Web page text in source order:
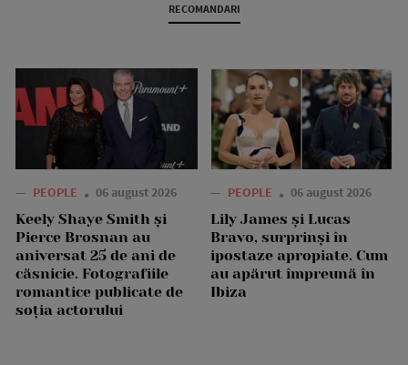
RECOMANDARI
— PEOPLE 06 august 2026
Keely Shaye Smith și
Pierce Brosnan au
aniversat 25 de ani de
căsnicie. Fotografiile
romantice publicate de
soția actorului
— PEOPLE 06 august 2026
Lily James și Lucas
Bravo, surprinși în
ipostaze apropiate. Cum
au apărut împreună în
Ibiza